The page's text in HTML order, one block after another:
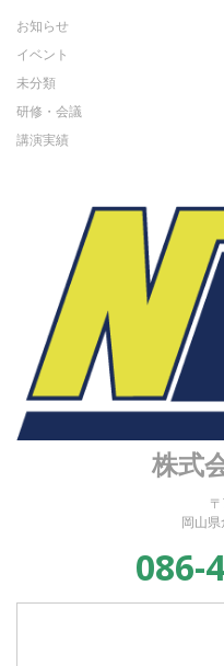
お知らせ
イベント
未分類
研修・会議
講演実績
株式
岡山
086-